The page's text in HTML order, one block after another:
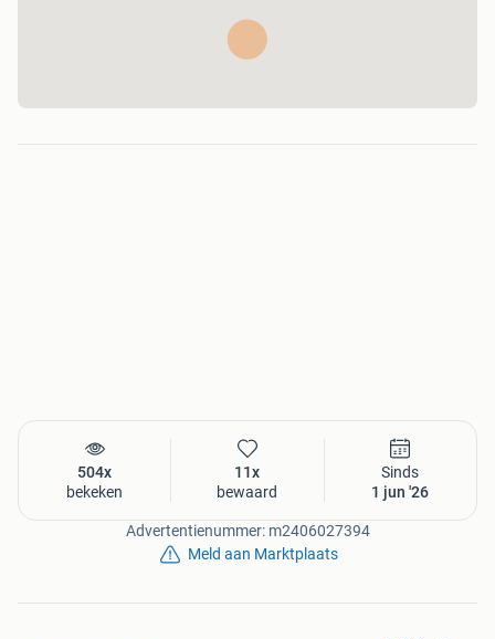
504x
bekeken
11x
bewaard
Sinds
1 jun '26
Advertentienummer: m2406027394
Meld aan Marktplaats